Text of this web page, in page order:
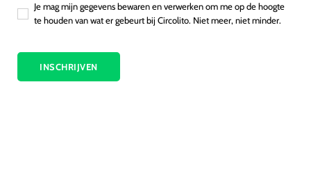
Je mag mijn gegevens bewaren en verwerken om me op de hoogte
te houden van wat er gebeurt bij Circolito. Niet meer, niet minder.
INSCHRIJVEN